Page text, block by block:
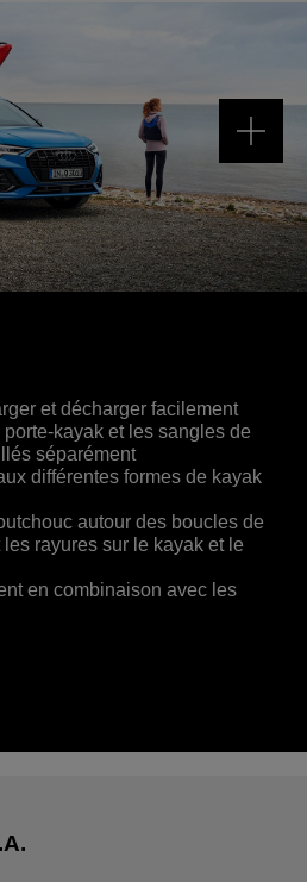
et décharger facilement
kayak et les sangles de
séparément
différentes formes de kayak
autour des boucles de
rayures sur le kayak et le
en combinaison avec les